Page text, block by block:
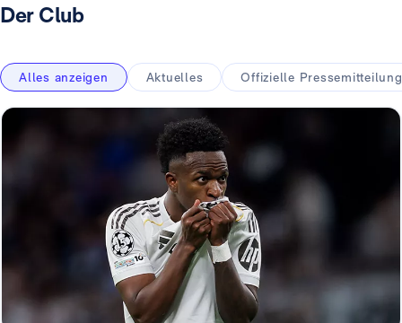
Der Club
Alles anzeigen Aktuelles Offizielle Pressemitteilung